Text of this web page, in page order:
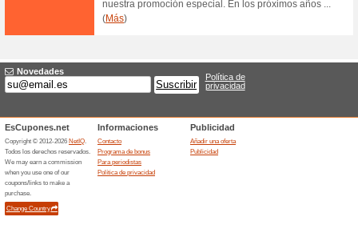
59% ha funcionado Ofertas
Aprovecha la oportunidad de
a precios bajos con las
Promoción